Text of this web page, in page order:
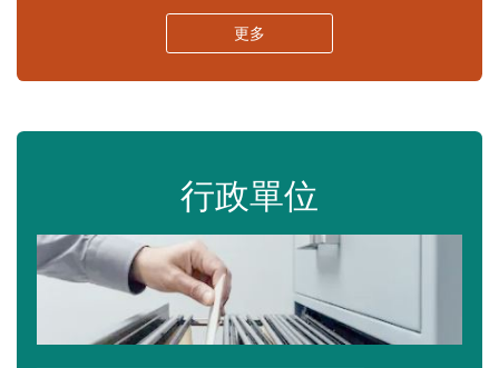
更多
行政單位